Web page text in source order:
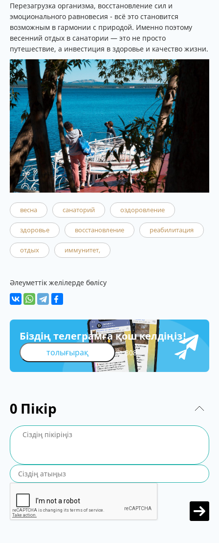
Перезагрузка организма, восстановление сил и
эмоционального равновесия - всё это становится
возможным в гармонии с природой. Именно поэтому
весенний отдых в санатории — это не просто
путешествие, а инвестиция в здоровье и качество жизни.
весна санаторий оздоровление
здоровье восстановление реабилитация
отдых иммунитет,
Әлеуметтік желілерде бөлісу
Біздің телеграмға қош келдіңіз!
толығырақ 308
0 Пікір